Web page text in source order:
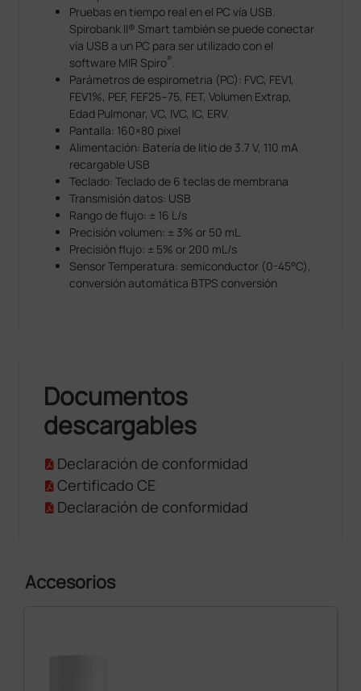
Pruebas en tiempo real en el PC vía USB.
Spirobank II® Smart también se puede conectar
vía USB a un PC para ser utilizado con el
software MIR Spiro®
Parámetros de espirometria (PC): FVC, FEV1,
FEV1%, PEF, FEF25–75, FET, Volumen Extrap,
Edad Pulmonar, VC, IVC, IC, ERV.
Pantalla: 160×80 pixel
Alimentación: Batería de litio de 3.7 V, 110 mA
recargable USB
Teclado: Teclado de 6 teclas de membrana
Transmisión datos: USB
Rango de flujo: ± 16 L/s
Precisión volumen: ± 3% or 50 mL
Precisión flujo: ± 5% or 200 mL/s
Sensor Temperatura: semiconductor (0-45°C),
conversión automática BTPS conversión
Documentos
descargables
Declaración de conformidad
Certificado CE
Declaración de conformidad
Accesorios